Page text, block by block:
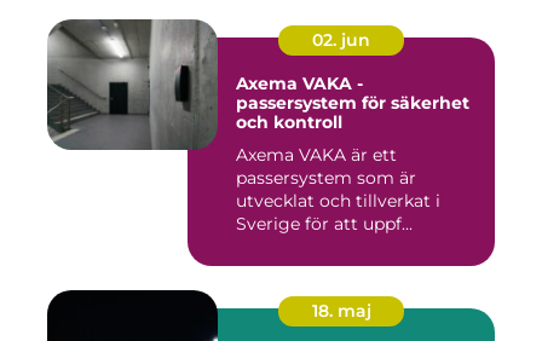
02. jun
Axema VAKA -
passersystem för säkerhet
och kontroll
Axema VAKA är ett
passersystem som är
utvecklat och tillverkat i
Sverige för att uppf...
18. maj